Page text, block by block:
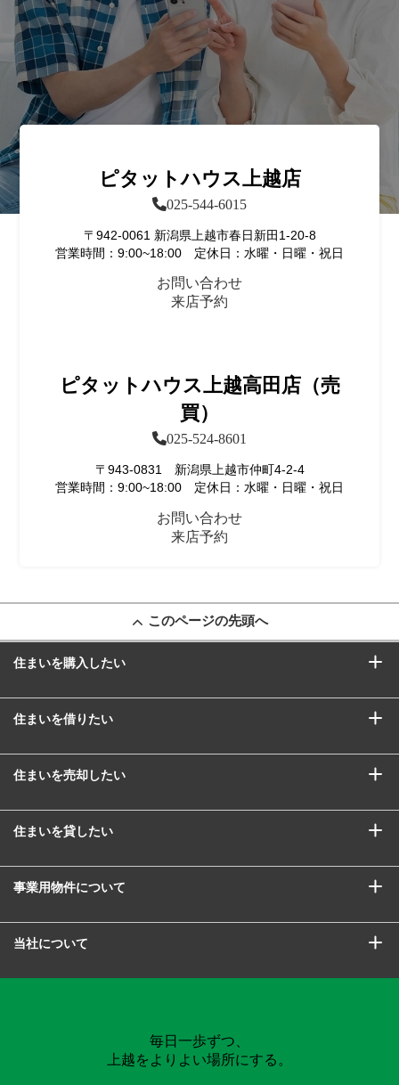
ピタットハウス上越店
025-544-6015
〒942-0061 新潟県上越市春日新田1-20-8
営業時間：9:00~18:00 定休日：水曜・日曜・祝日
お問い合わせ
来店予約
ピタットハウス上越高田店（売
買）
025-524-8601
〒943-0831 新潟県上越市仲町4-2-4
営業時間：9:00~18:00 定休日：水曜・日曜・祝日
お問い合わせ
来店予約
このページの先頭へ
住まいを購入したい
住まいを借りたい
住まいを売却したい
住まいを貸したい
事業用物件について
当社について
毎日一歩ずつ、
上越をよりよい場所にする。